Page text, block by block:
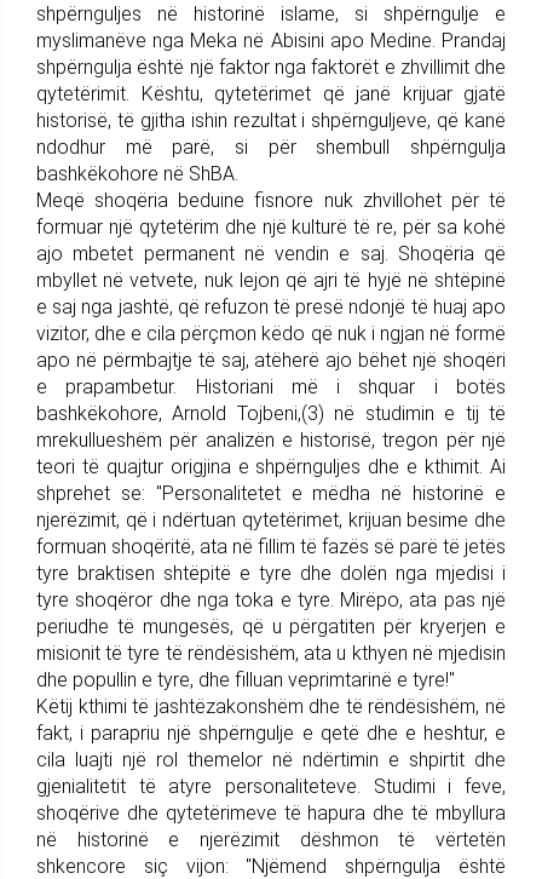
shpërnguljes në historinë islame, si shpërngulje e
myslimanëve nga Meka në Abisini apo Medine. Prandaj
shpërngulja është një faktor nga faktorët e zhvillimit dhe
qytetërimit. Kështu, qytetërimet që janë krijuar gjatë
historisë, të gjitha ishin rezultat i shpërnguljeve, që kanë
ndodhur më parë, si për shembull shpërngulja
bashkëkohore në ShBA.
Meqë shoqëria beduine fisnore nuk zhvillohet për të
formuar një qytetërim dhe një kulturë të re, për sa kohë
ajo mbetet permanent në vendin e saj. Shoqëria që
mbyllet në vetvete, nuk lejon që ajri të hyjë në shtëpinë
e saj nga jashtë, që refuzon të presë ndonjë të huaj apo
vizitor, dhe e cila përçmon këdo që nuk i ngjan në formë
apo në përmbajtje të saj, atëherë ajo bëhet një shoqëri
e prapambetur. Historiani më i shquar i botës
bashkëkohore, Arnold Tojbeni,(3) në studimin e tij të
mrekullueshëm për analizën e historisë, tregon për një
teori të quajtur origjina e shpërnguljes dhe e kthimit. Ai
shprehet se: "Personalitetet e mëdha në historinë e
njerëzimit, që i ndërtuan qytetërimet, krijuan besime dhe
formuan shoqëritë, ata në fillim të fazës së parë të jetës
tyre braktisen shtëpitë e tyre dhe dolën nga mjedisi i
tyre shoqëror dhe nga toka e tyre. Mirëpo, ata pas një
periudhe të mungesës, që u përgatiten për kryerjen e
misionit të tyre të rëndësishëm, ata u kthyen në mjedisin
dhe popullin e tyre, dhe filluan veprimtarinë e tyre!"
Këtij kthimi të jashtëzakonshëm dhe të rëndësishëm, në
fakt, i parapriu një shpërngulje e qetë dhe e heshtur, e
cila luajti një rol themelor në ndërtimin e shpirtit dhe
gjenialitetit të atyre personaliteteve. Studimi i feve,
shoqërive dhe qytetërimeve të hapura dhe të mbyllura
në historinë e njerëzimit dëshmon të vërtetën
shkencore siç vijon: "Njëmend shpërngulja është